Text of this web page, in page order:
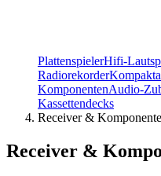
PlattenspielerHifi-
Radiorekorder
KomponentenAudio-
Kassettendecks
Receiver &
Receiver &